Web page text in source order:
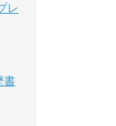
レ
書